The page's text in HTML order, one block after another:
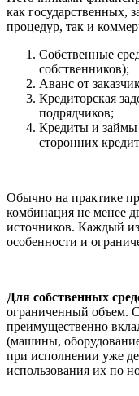
как государственных,
процедур, так и
Собственные
собственников);
Аванс от
Кредиторская
подрядчиков;
Кредиты и займы
сторонних
Обычно на практике
комбинация не менее
источников. Каждый
особенности и
Для собственных
ограниченный объем.
преимущественно
(машины,
при исполнении уже
использования их по